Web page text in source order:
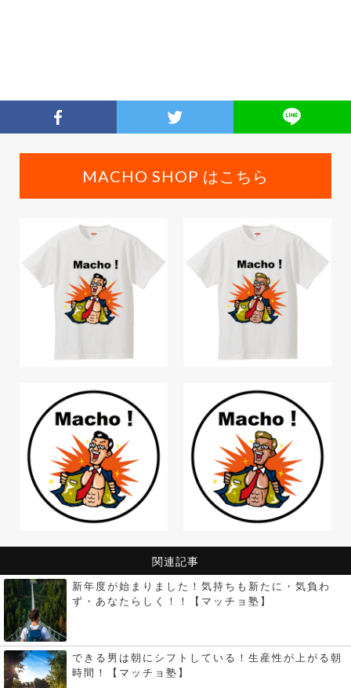
MACHO SHOP はこちら
関連記事
新年度が始まりました！気持ちも新たに・気負わ
ず・あなたらしく！！【マッチョ塾】
できる男は朝にシフトしている！生産性が上がる朝
時間！【マッチョ塾】